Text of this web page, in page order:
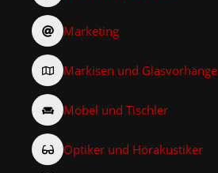
Marketing
Markisen und Glasvorhänge
Möbel und Tischler
Optiker und Hörakustiker